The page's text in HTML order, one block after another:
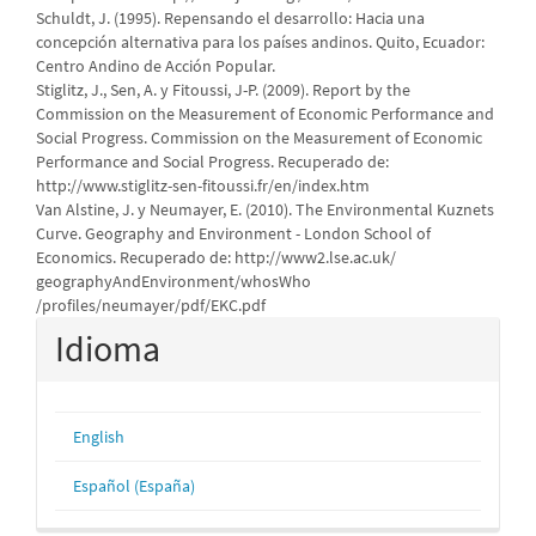
Schuldt, J. (1995). Repensando el desarrollo: Hacia una
concepción alternativa para los países andinos. Quito, Ecuador:
Centro Andino de Acción Popular.
Stiglitz, J., Sen, A. y Fitoussi, J-P. (2009). Report by the
Commission on the Measurement of Economic Performance and
Social Progress. Commission on the Measurement of Economic
Performance and Social Progress. Recuperado de:
http://www.stiglitz-sen-fitoussi.fr/en/index.htm
Van Alstine, J. y Neumayer, E. (2010). The Environmental Kuznets
Curve. Geography and Environment - London School of
Economics. Recuperado de: http://www2.lse.ac.uk/
geographyAndEnvironment/whosWho
/profiles/neumayer/pdf/EKC.pdf
Idioma
English
Español (España)